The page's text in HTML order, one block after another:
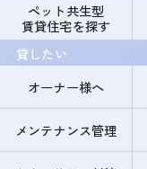
ペット共生型
賃貸住宅を探す
貸したい
オーナー様へ
メンテナンス管理